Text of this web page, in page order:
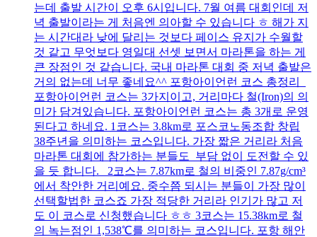
는데 출발 시간이 오후 6시입니다. 7월 여름 대회인데 저
녁 출발이라는 게 처음엔 의아할 수 있습니다 ㅎ 해가 지
는 시간대라 낮에 달리는 것보다 페이스 유지가 수월할
것 같고 무엇보다 영일대 선셋 보면서 마라톤을 하는 게
큰 장점인 것 같습니다. 국내 마라톤 대회 중 저녁 출발은
거의 없는데 너무 좋네요^^ 포항아이언런 코스 총정리
포항아이언런 코스는 3가지이고, 거리마다 철(Iron)의 의
미가 담겨있습니다. 포항아이언런 코스는 총 3개로 운영
된다고 하네요. 1코스는 3.8km로 포스코노동조합 창립
38주년을 의미하는 코스입니다. 가장 짧은 거리라 처음
마라톤 대회에 참가하는 분들도 부담 없이 도전할 수 있
을 듯 합니다. 2코스는 7.87km로 철의 비중인 7.87g/cm³
에서 착안한 거리예요. 중수쯤 되시는 분들이 가장 많이
선택할법한 코스죠 가장 적당한 거리라 인기가 많고 저
도 이 코스로 신청했습니다 ㅎㅎ 3코스는 15.38km로 철
의 녹는점인 1,538℃를 의미하는 코스입니다. 포항 해안